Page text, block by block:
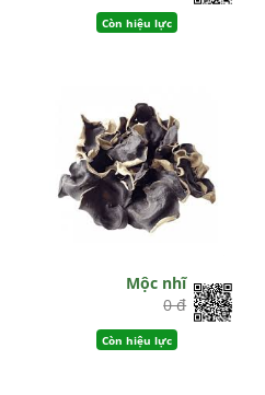
Còn hiệu lực
Mộc nhĩ
0 đ
Còn hiệu lực